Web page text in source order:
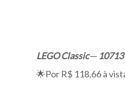
LEGO Classic ─
🌟Por R$ 118,66 à